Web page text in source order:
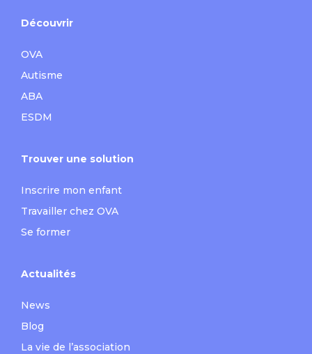
Découvrir
OVA
Autisme
ABA
ESDM
Trouver une solution
Inscrire mon enfant
Travailler chez OVA
Se former
Actualités
News
Blog
La vie de l’association